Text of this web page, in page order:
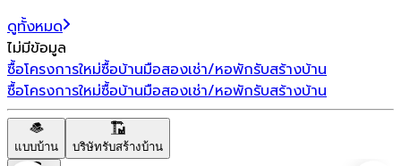
ดูทั้งหมด
ไม่มีข้อมูล
ซื้อโครงการใหม่ซื้อบ้านมือสองเช่า/หอพักรับสร้างบ้าน
ซื้อโครงการใหม่ซื้อบ้านมือสองเช่า/หอพักรับสร้างบ้าน
แบบบ้าน บริษัทรับสร้างบ้าน